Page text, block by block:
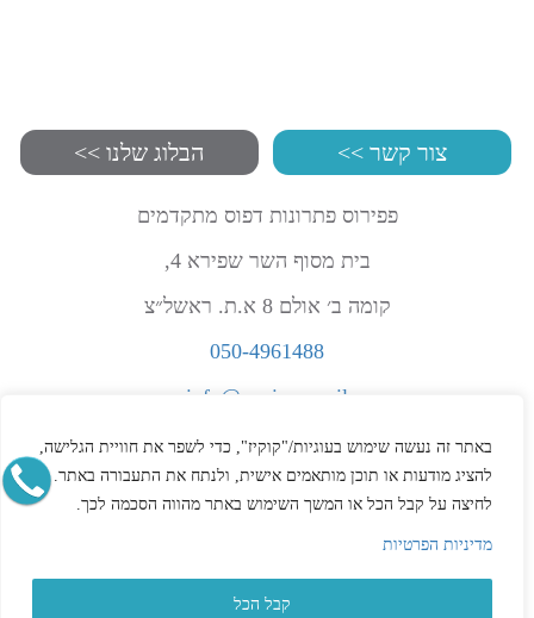
באתר זה נעשה שימוש בעוגיות/"קוקיז", כדי לשפר את חוויית הגלישה,
להציג מודעות או תוכן מותאמים אישית, ולנתח את התעבורה באתר.
לחיצה על קבל הכל או המשך השימוש באתר מהווה הסכמה לכך.
מדיניות הפרטיות
קבל הכל
צור קשר >> הבלוג שלנו >>
פפירוס פתרונות דפוס מתקדמים
בית מסוף השר שפירא 4,
קומה ב׳ אולם 8 א.ת. ראשל״צ
050-4961488
info@papirus.co.il
הצהרת נגישות
תקנון
מדיניות פרטיות